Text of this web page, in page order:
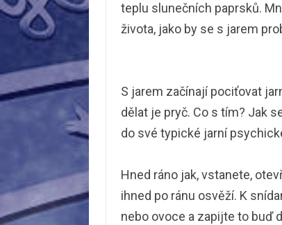
teplu slunečních paprsků.
života, jako by se s jarem
S jarem začínají pociťovat
dělat je pryč. Co s tím? Jak
do své typické jarní
Hned ráno jak, vstanete,
ihned po ránu osvěží. K
nebo ovoce a zapijte to buď